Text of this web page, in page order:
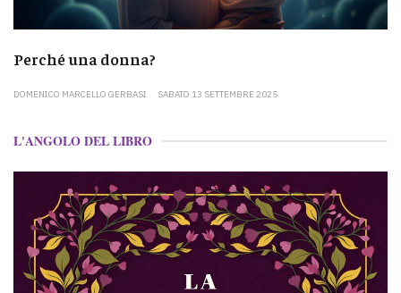
Perché una donna?
DOMENICO MARCELLO GERBASI SABATO 13 SETTEMBRE 2025
L'ANGOLO DEL LIBRO